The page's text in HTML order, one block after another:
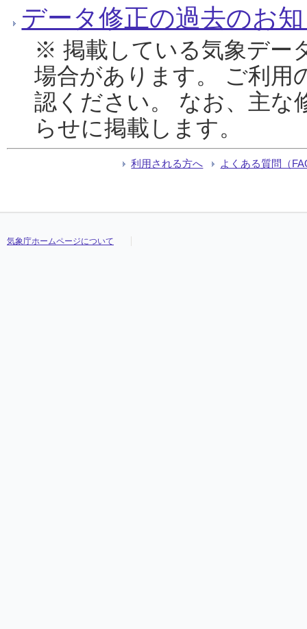
データ修正の過去のお
※ 掲載している気象デー
場合があります。 ご利用
認ください。 なお、主な
らせに掲載します。
利用される方へ よくある質問（
気象庁ホームページについて